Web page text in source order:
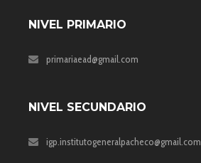
NIVEL PRIMARIO
primariaead@gmail.com
NIVEL SECUNDARIO
igp.institutogeneralpacheco@gmail.com